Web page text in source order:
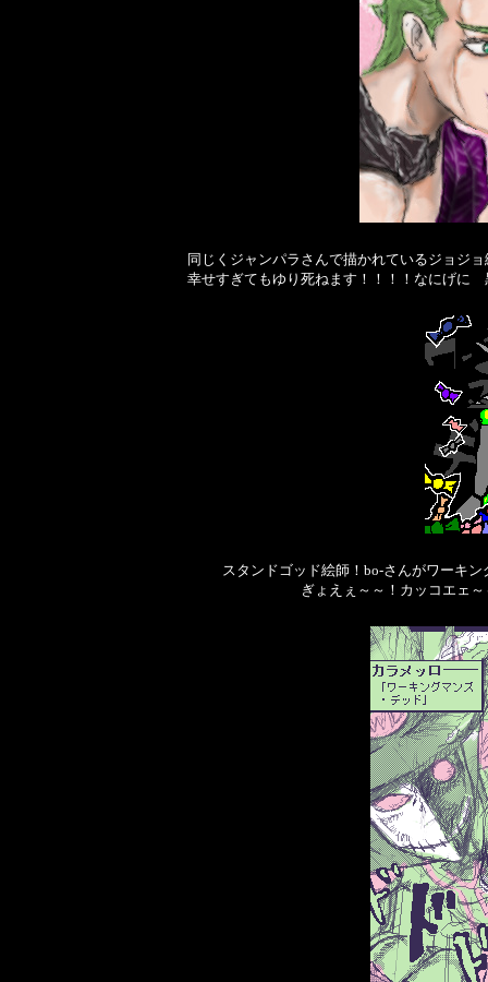
同じくジャンパラさんで描かれているジョジ
幸せすぎてもゆり死ねます！！！！なにげに
スタンドゴッド絵師！bo-さんがワーキ
ぎょえぇ～～！カッコエェ